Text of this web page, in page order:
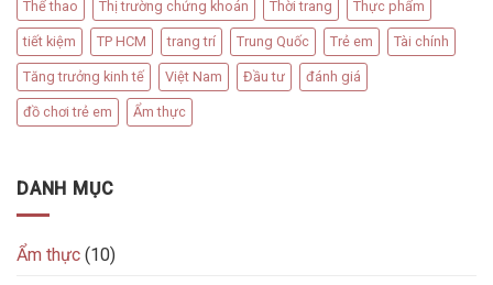
Thể thao Thị trường chứng khoán Thời trang Thực phẩm
tiết kiệm TP HCM trang trí Trung Quốc Trẻ em Tài chính
Tăng trưởng kinh tế Việt Nam Đầu tư đánh giá
đồ chơi trẻ em Ẩm thực
DANH MỤC
Ẩm thực (10)